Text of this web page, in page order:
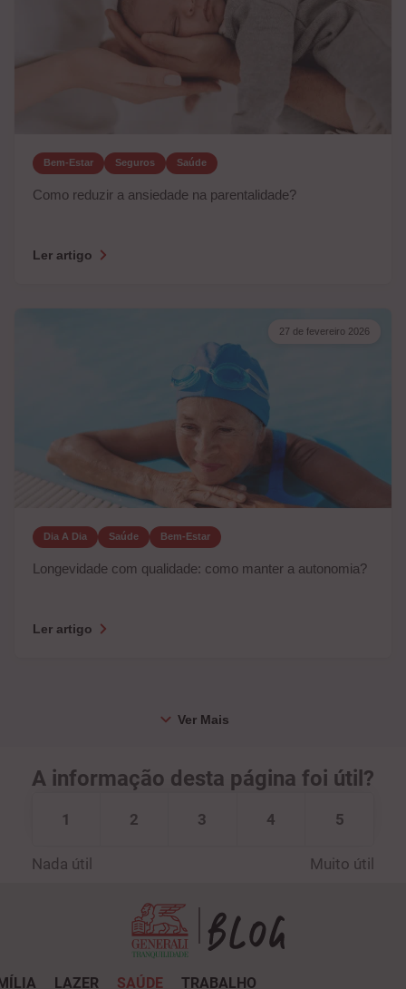
Bem-Estar Seguros Saúde
Como reduzir a ansiedade na parentalidade?
Ler artigo
27 de fevereiro 2026
Dia A Dia Saúde Bem-Estar
Longevidade com qualidade: como manter a autonomia?
Ler artigo
A informação desta página foi útil?
Nada útil
1 2 3 4 5
Muito útil
LAZER SAÚDE TRABALHO